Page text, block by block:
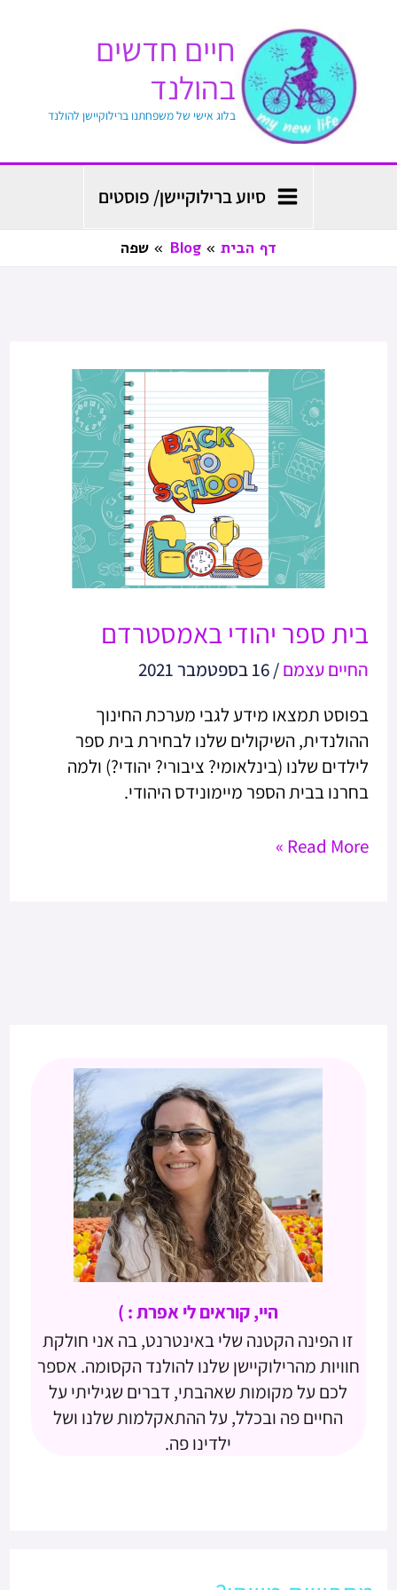
חיים חדשים
בהולנד
בלוג אישי של משפחתנו ברילוקיישן להולנד
סיוע ברילוקיישן/ פוסטים
דף הבית Blog שפה
בית ספר יהודי באמסטרדם
החיים עצמם/16 בספטמבר 2021
בפוסט תמצאו מידע לגבי מערכת החינוך
ההולנדית, השיקולים שלנו לבחירת בית ספר
לילדים שלנו (בינלאומי? ציבורי? יהודי?) ולמה
בחרנו בבית הספר מיימונידס היהודי.
באמסטרדם
Read More »
היי, קוראים לי אפרת : )
זו הפינה הקטנה שלי באינטרנט, בה אני חולקת
חוויות מהרילוקיישן שלנו להולנד הקסומה. אספר
לכם על מקומות שאהבתי, דברים שגיליתי על
החיים פה ובכלל, על ההתאקלמות שלנו ושל
ילדינו פה.